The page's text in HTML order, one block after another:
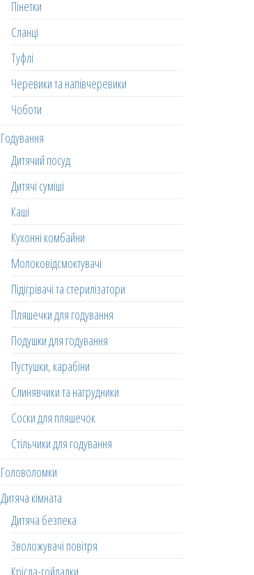
Пінетки
Сланці
Туфлі
Черевики та напівчеревики
Чоботи
Годування
Дитячий посуд
Дитячі суміші
Каші
Кухонні комбайни
Молоковідсмоктувачі
Підігрівачі та стерилізатори
Пляшечки для годування
Подушки для годування
Пустушки, карабіни
Слинявчики та нагрудники
Соски для пляшечок
Стільчики для годування
Головоломки
Дитяча кімната
Дитяча безпека
Зволожувачі повітря
Крісла-гойдалки